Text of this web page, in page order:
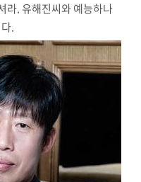
라. 유해진씨와 예능하나
.